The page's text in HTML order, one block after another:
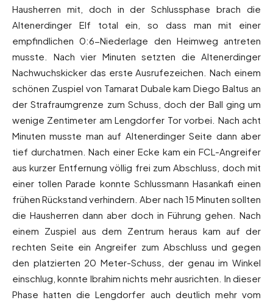
Hausherren mit, doch in der Schlussphase brach die
Altenerdinger Elf total ein, so dass man mit einer
empfindlichen 0:6-Niederlage den Heimweg antreten
musste. Nach vier Minuten setzten die Altenerdinger
Nachwuchskicker das erste Ausrufezeichen. Nach einem
schönen Zuspiel von Tamarat Dubale kam Diego Baltus an
der Strafraumgrenze zum Schuss, doch der Ball ging um
wenige Zentimeter am Lengdorfer Tor vorbei. Nach acht
Minuten musste man auf Altenerdinger Seite dann aber
tief durchatmen. Nach einer Ecke kam ein FCL-Angreifer
aus kurzer Entfernung völlig frei zum Abschluss, doch mit
einer tollen Parade konnte Schlussmann Hasankafi einen
frühen Rückstand verhindern. Aber nach 15 Minuten sollten
die Hausherren dann aber doch in Führung gehen. Nach
einem Zuspiel aus dem Zentrum heraus kam auf der
rechten Seite ein Angreifer zum Abschluss und gegen
den platzierten 20 Meter-Schuss, der genau im Winkel
einschlug, konnte Ibrahim nichts mehr ausrichten. In dieser
Phase hatten die Lengdorfer auch deutlich mehr vom